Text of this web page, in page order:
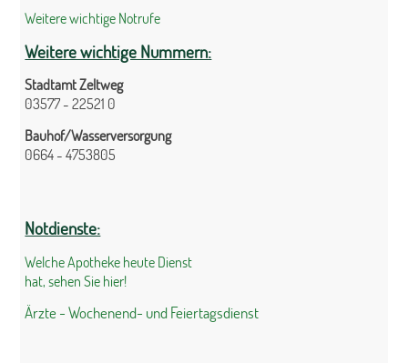
Weitere wichtige Notrufe
Weitere wichtige Nummern:
Stadtamt Zeltweg
03577 - 22521 0
Bauhof/Wasserversorgung
0664 - 4753805
Notdienste:
Welche Apotheke heute Dienst
hat, sehen Sie hier!
Ärzte - Wochenend- und Feiertagsdienst